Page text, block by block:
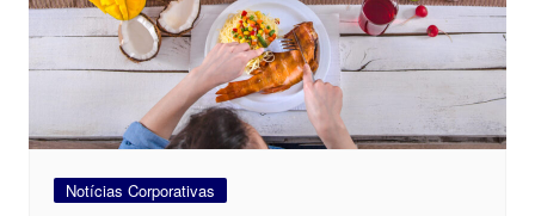
Notícias Corporativas